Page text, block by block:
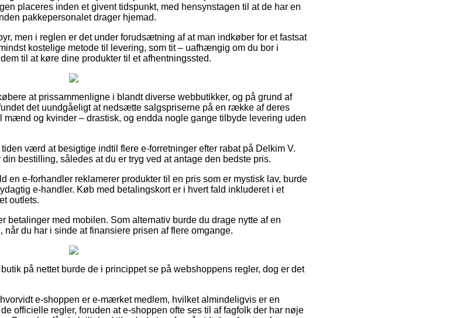
placeres inden et givent tidspunkt, med hensynstagen til at de har en
pakkepersonalet drager hjemad.
men i reglen er det under forudsætning af at man indkøber for et fastsat
kostelige metode til levering, som tit – uafhængig om du bor i
til at køre dine produkter til et afhentningssted.
at prissammenligne i blandt diverse webbutikker, og på grund af
det uundgåeligt at nedsætte salgspriserne på en række af deres
mænd og kvinder – drastisk, og endda nogle gange tilbyde levering uden
værd at besigtige indtil flere e-forretninger efter rabat på Delkim V.
bestilling, således at du er tryg ved at antage den bedste pris.
en e-forhandler reklamerer produkter til en pris som er mystisk lav, burde
e-handler. Køb med betalingskort er i hvert fald inkluderet i et
outlets.
betalinger med mobilen. Som alternativ burde du drage nytte af en
når du har i sinde at finansiere prisen af flere omgange.
på nettet burde de i princippet se på webshoppens regler, dog er det
e-shoppen er e-mærket medlem, hvilket almindeligvis er en
officielle regler, foruden at e-shoppen ofte ses til af fagfolk der har nøje